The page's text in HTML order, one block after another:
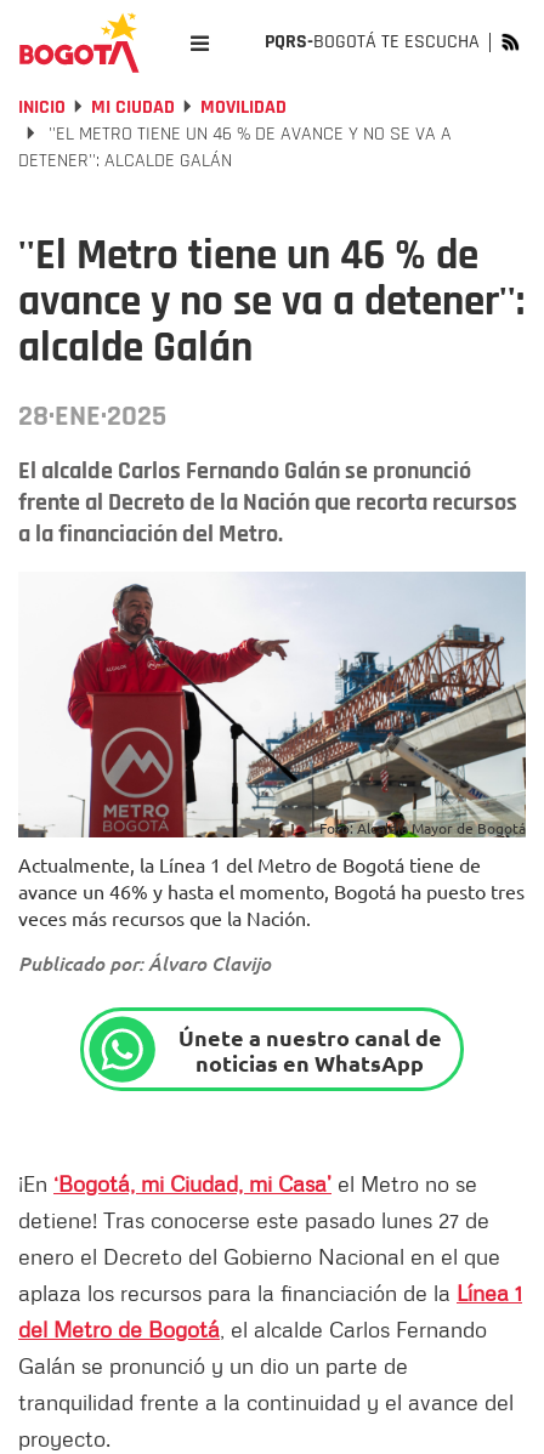
PQRS-BOGOTÁ TE ESCUCHA
INICIO MI CIUDAD
MOVILIDAD
''EL METRO TIENE UN 46 % DE AVANCE Y NO SE VA A
DETENER'': ALCALDE GALÁN
''El Metro tiene un 46 % de
avance y no se va a detener'':
alcalde Galán
28·ENE·2025
El alcalde Carlos Fernando Galán se pronunció
frente al Decreto de la Nación que recorta recursos
a la financiación del Metro.
Foto: Alcaldía Mayor de Bogotá
Actualmente, la Línea 1 del Metro de Bogotá tiene de
avance un 46% y hasta el momento, Bogotá ha puesto tres
veces más recursos que la Nación.
Publicado por: Álvaro Clavijo
Únete a nuestro canal de
noticias en WhatsApp
¡En ‘Bogotá, mi Ciudad, mi Casa’ el Metro no se
detiene! Tras conocerse este pasado lunes 27 de
enero el Decreto del Gobierno Nacional en el que
aplaza los recursos para la financiación de la Línea 1
del Metro de Bogotá , el alcalde Carlos Fernando
Galán se pronunció y un dio un parte de
tranquilidad frente a la continuidad y el avance del
proyecto.